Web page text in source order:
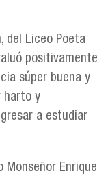
del Liceo Poeta
positivamente
súper buena y
harto y
a estudiar
Monseñor Enrique